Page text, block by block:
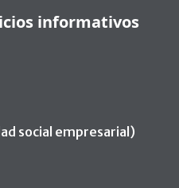
informativos
social empresarial)